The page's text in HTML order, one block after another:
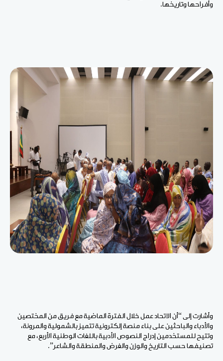
وأفراحها وتاريخها.
وأشارت إلى “أن الاتحاد عمل خلال الفترة الماضية مع فريق من المختصين
والأدباء والباحثين على بناء منصة إلكترونية تتميز بالشمولية والمرونة،
وتتيح للمستخدمين إدراج النصوص الأدبية باللغات الوطنية الأربع، مع
تصنيفها حسب التاريخ والوزن والغرض والمنطقة والشاعر”.